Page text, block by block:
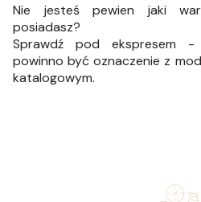
Nie jesteś pewien jaki
posiadasz?
Sprawdź pod ekspresem
powinno być oznaczenie z
katalogowym.